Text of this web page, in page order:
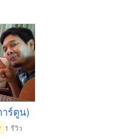
ร์ตูน)
1 รีวิว